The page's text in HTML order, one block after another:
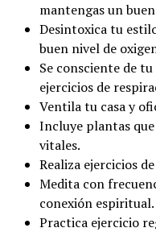
mantengas un
Desintoxica tu
buen nivel de
Se consciente de
ejercicios de
Ventila tu casa y
Incluye plantas
vitales.
Realiza ejercicios
Medita con
conexión espiritual.
Practica ejercicio